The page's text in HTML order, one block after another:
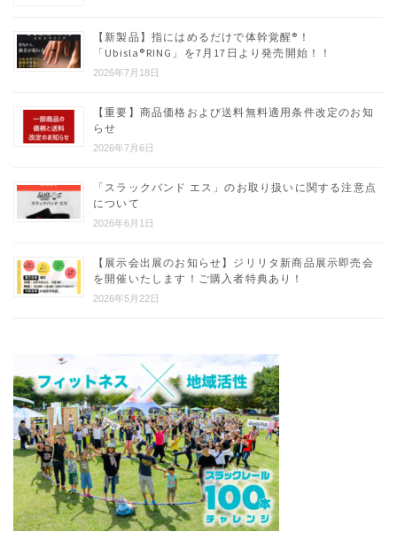
【新製品】指にはめるだけで体幹覚醒®︎！
「Ubisla®︎RING」を7月17日より発売開始！！
2026年7月18日
【重要】商品価格および送料無料適用条件改定のお知
らせ
2026年7月6日
「スラックバンド エス」のお取り扱いに関する注意点
について
2026年6月1日
【展示会出展のお知らせ】ジリリタ新商品展示即売会
を開催いたします！ご購入者特典あり！
2026年5月22日